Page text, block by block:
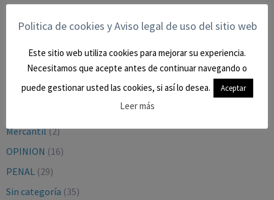
CATEGORÍAS
BLOG(9)
(27)
CONTENCIOSO-ADMTVO.(9)
LABORAL Y SEGURIDAD SOCIAL (16)
Mercantil(2)
OPINION (16)
PENAL (29)
Sin categoría (35)
Politica de cookies y Aviso legal de uso del sitio web
Este sitio web utiliza cookies para mejorar su experiencia.
Necesitamos que acepte antes de continuar navegando o
puede gestionar usted las cookies, si así lo desea.
Aceptar
Leer más